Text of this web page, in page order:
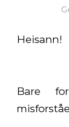
Heisann!
Bare